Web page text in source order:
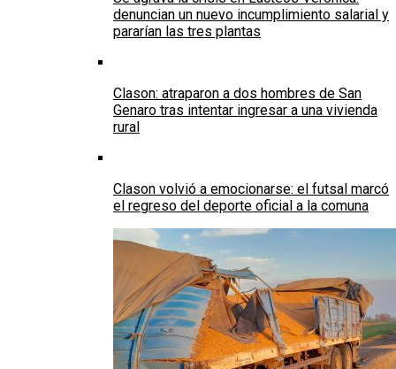
denuncian un nuevo incumplimiento salarial y
pararían las tres plantas
Clason: atraparon a dos hombres de San
Genaro tras intentar ingresar a una vivienda
rural
Clason volvió a emocionarse: el futsal marcó
el regreso del deporte oficial a la comuna